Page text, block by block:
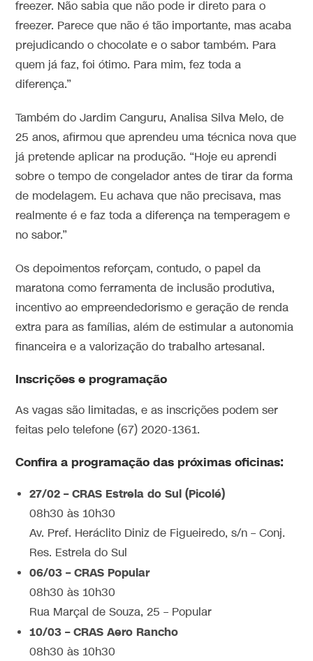
freezer. Não sabia que não pode ir direto para o
freezer. Parece que não é tão importante, mas acaba
prejudicando o chocolate e o sabor também. Para
quem já faz, foi ótimo. Para mim, fez toda a
diferença.”
Também do Jardim Canguru, Analisa Silva Melo, de
25 anos, afirmou que aprendeu uma técnica nova que
já pretende aplicar na produção. “Hoje eu aprendi
sobre o tempo de congelador antes de tirar da forma
de modelagem. Eu achava que não precisava, mas
realmente é e faz toda a diferença na temperagem e
no sabor.”
Os depoimentos reforçam, contudo, o papel da
maratona como ferramenta de inclusão produtiva,
incentivo ao empreendedorismo e geração de renda
extra para as famílias, além de estimular a autonomia
financeira e a valorização do trabalho artesanal.
Inscrições e programação
As vagas são limitadas, e as inscrições podem ser
feitas pelo telefone (67) 2020-1361.
Confira a programação das próximas oficinas:
27/02 – CRAS Estrela do Sul (Picolé)
08h30 às 10h30
Av. Pref. Heráclito Diniz de Figueiredo, s/n – Conj.
Res. Estrela do Sul
06/03 – CRAS Popular
08h30 às 10h30
Rua Marçal de Souza, 25 – Popular
10/03 – CRAS Aero Rancho
08h30 às 10h30